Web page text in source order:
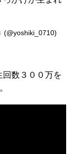
(@yoshiki_0710)
数３００万を